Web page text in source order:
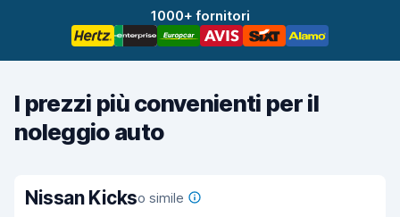
1000+ fornitori
I prezzi più convenienti per il
noleggio auto
Nissan Kickso simile